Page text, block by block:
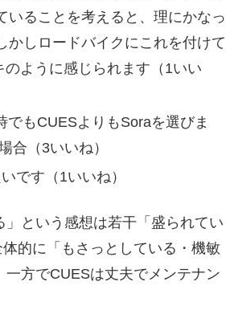
いることを考えると、理にかなっ
かしロードバイクにこれを付けて
ように感じられます（1いい
でもCUESよりもSoraを選びま
合（3いいね）
です（1いいね）
という感想は若干「盛られてい
的に「もさっとしている・機敏
方でCUESは丈夫でメンテナン